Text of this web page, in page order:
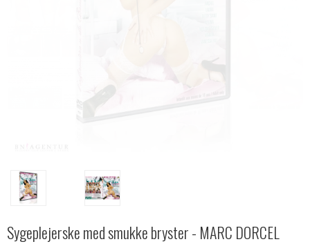
Sygeplejerske med smukke bryster - MARC DORCEL